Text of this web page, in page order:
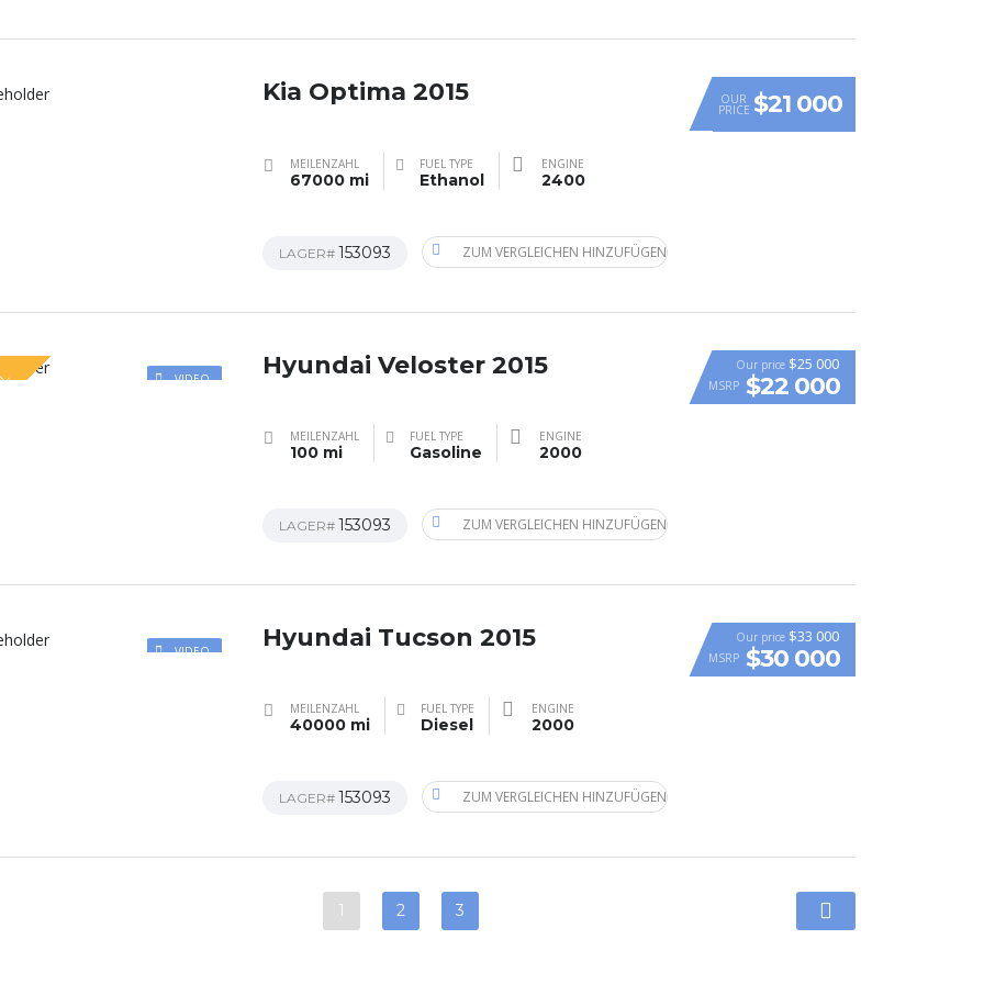
OUR
PRICE $21 000
Kia Optima 2015
MEILENZAHL
67000 mi
FUEL TYPE
Ethanol
ENGINE
2400
LAGER# 153093 ZUM VERGLEICHEN HINZUFÜGEN
VIDEO
Our price $25 000
MSRP $22 000
Hyundai Veloster 2015
MEILENZAHL
100 mi
FUEL TYPE
Gasoline
ENGINE
2000
LAGER# 153093 ZUM VERGLEICHEN HINZUFÜGEN
VIDEO
Our price $33 000
MSRP $30 000
Hyundai Tucson 2015
MEILENZAHL
40000 mi
FUEL TYPE
Diesel
ENGINE
2000
LAGER# 153093 ZUM VERGLEICHEN HINZUFÜGEN
1 2 3